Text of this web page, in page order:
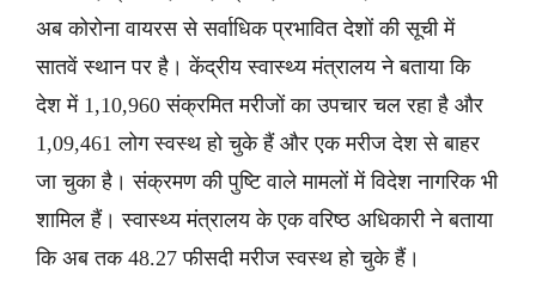
अब कोरोना वायरस से सर्वाधिक प्रभावित देशों की सूची में
सातवें स्थान पर है। केंद्रीय स्वास्थ्य मंत्रालय ने बताया कि
देश में 1,10,960 संक्रमित मरीजों का उपचार चल रहा है और
1,09,461 लोग स्वस्थ हो चुके हैं और एक मरीज देश से बाहर
जा चुका है। संक्रमण की पुष्टि वाले मामलों में विदेश नागरिक भी
शामिल हैं। स्वास्थ्य मंत्रालय के एक वरिष्ठ अधिकारी ने बताया
कि अब तक 48.27 फीसदी मरीज स्वस्थ हो चुके हैं।